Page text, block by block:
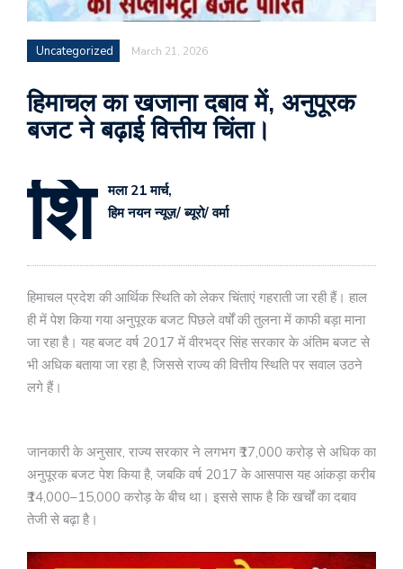
Uncategorized March 21, 2026
हिमाचल का खजाना दबाव में, अनुपूरक
बजट ने बढ़ाई वित्तीय चिंता।
शि
मला 21 मार्च,
हिम नयन न्यूज़/ ब्यूरो/ वर्मा
हिमाचल प्रदेश की आर्थिक स्थिति को लेकर चिंताएं गहराती जा रही हैं। हाल
ही में पेश किया गया अनुपूरक बजट पिछले वर्षों की तुलना में काफी बड़ा माना
जा रहा है। यह बजट वर्ष 2017 में वीरभद्र सिंह सरकार के अंतिम बजट से
भी अधिक बताया जा रहा है, जिससे राज्य की वित्तीय स्थिति पर सवाल उठने
लगे हैं।
जानकारी के अनुसार, राज्य सरकार ने लगभग ₹17,000 करोड़ से अधिक का
अनुपूरक बजट पेश किया है, जबकि वर्ष 2017 के आसपास यह आंकड़ा करीब
₹14,000–15,000 करोड़ के बीच था। इससे साफ है कि खर्चों का दबाव
तेजी से बढ़ा है।